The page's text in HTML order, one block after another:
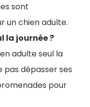
sont
un chien adulte.
la journée ?
adulte seul la
pas dépasser ses
pour